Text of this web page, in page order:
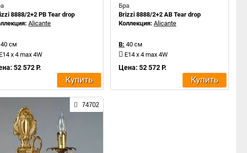
8888/2+2 PB Tear drop
Alicante
40 см
E14 x 4 max 4W
52 572 Р.
Купить
Бра
Brizzi 8888/2+2 AB Tear drop
Коллекция:Alicante
В: 40 см
E14 x 4 max 4W
Цена: 52 572 Р.
Купить
74702